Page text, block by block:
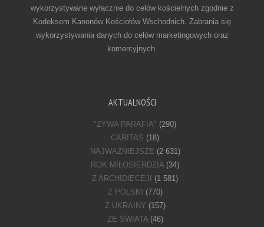
wykorzystywane wyłącznie do celów kościelnych zgodnie z
Kodeksem Kanonów Kościołów Wschodnich. Zabrania się
wykorzystywania danych do celów marketingowych oraz
komercyjnych.
AKTUALNOŚCI
"ŻYWA PARAFIA" (290)
CARITAS (18)
NAJWAŻNIEJSZE (2 631)
ROK MIŁOSIERDZIA(34)
Z ARCHIDIECEJI
(1 581)
Z POLSKI
(770)
Z UKRAINY (157)
ZE ŚWIATA(46)